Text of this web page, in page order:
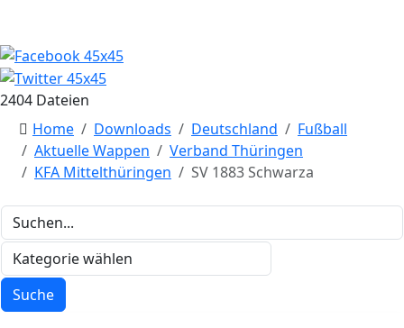
2404 Dateien
Home
Downloads Deutschland
Fußball
Aktuelle Wappen
Verband Thüringen
KFA Mittelthüringen
SV 1883 Schwarza